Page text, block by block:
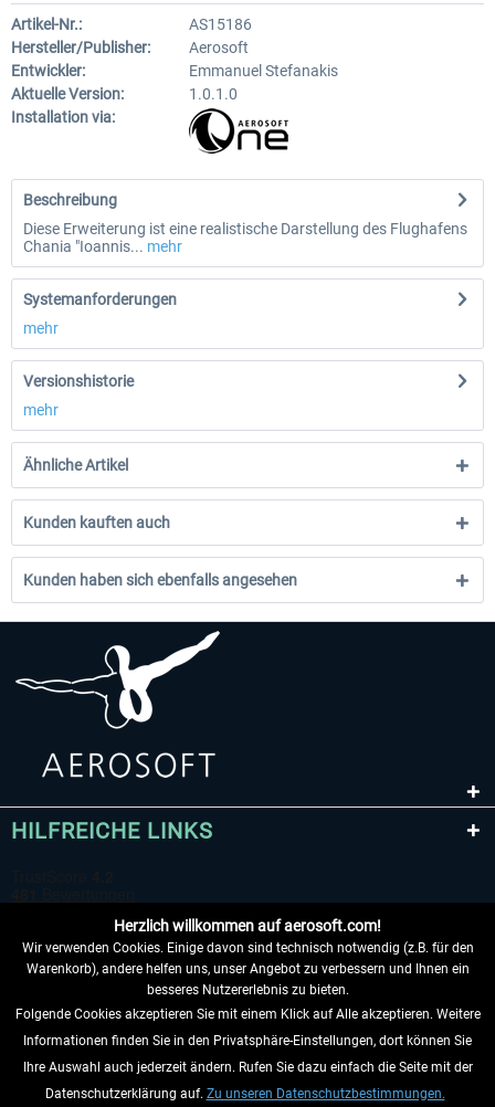
Artikel-Nr.:
AS15186
Hersteller/Publisher:
Aerosoft
Entwickler:
Emmanuel Stefanakis
Aktuelle Version:
1.0.1.0
Installation via:
Beschreibung
Diese Erweiterung ist eine realistische Darstellung des Flughafens
Chania "Ioannis... mehr
Systemanforderungen
mehr
Versionshistorie
mehr
Ähnliche Artikel
Kunden kauften auch
Kunden haben sich ebenfalls angesehen
HILFREICHE LINKS
VERTRAG WIDERRUFEN
INFORMATIONEN
Herzlich willkommen auf aerosoft.com!
Wir verwenden Cookies. Einige davon sind technisch notwendig (z.B. für den
Warenkorb), andere helfen uns, unser Angebot zu verbessern und Ihnen ein
besseres Nutzererlebnis zu bieten.
Folgende Cookies akzeptieren Sie mit einem Klick auf Alle akzeptieren. Weitere
Informationen finden Sie in den Privatsphäre-Einstellungen, dort können Sie
Ihre Auswahl auch jederzeit ändern. Rufen Sie dazu einfach die Seite mit der
Datenschutzerklärung auf. Zu unseren Datenschutzbestimmungen.